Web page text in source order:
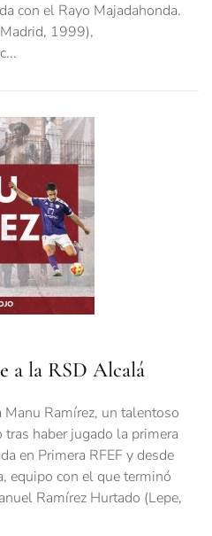
con el Rayo Majadahonda.
1999),
a la RSD Alcalá
Ramírez, un talentoso
haber jugado la primera
en Primera RFEF y desde
equipo con el que terminó
Ramírez Hurtado (Lepe,